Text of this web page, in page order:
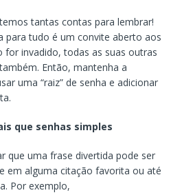
tantas contas para lembrar!
para tudo é um convite aberto aos
for invadido, todas as suas outras
Então, mantenha a
uma “raiz” de senha e adicionar
que senhas simples
que uma frase divertida pode ser
em alguma citação favorita ou até
Por exemplo,